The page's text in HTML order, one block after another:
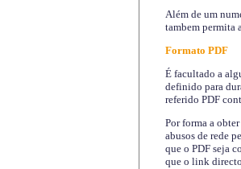
Além de um
tambem permita
Formato PDF
É facultado a
definido para
referido PDF
Por forma a
abusos de rede
que o PDF seja
que o link